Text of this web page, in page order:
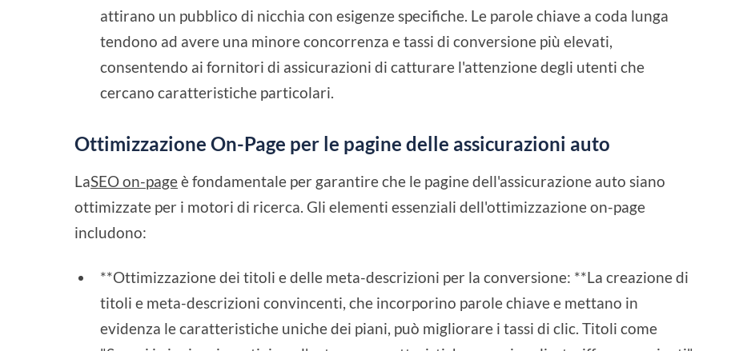
attirano un pubblico di nicchia con esigenze specifiche. Le parole chiave a coda lunga
tendono ad avere una minore concorrenza e tassi di conversione più elevati,
consentendo ai fornitori di assicurazioni di catturare l'attenzione degli utenti che
cercano caratteristiche particolari.
Ottimizzazione On-Page per le pagine delle assicurazioni auto
LaSEO on-pageè fondamentale per garantire che le pagine dell'assicurazione auto siano
ottimizzate per i motori di ricerca. Gli elementi essenziali dell'ottimizzazione on-page
includono:
**Ottimizzazione dei titoli e delle meta-descrizioni per la conversione: **La creazione di
titoli e meta-descrizioni convincenti, che incorporino parole chiave e mettano in
evidenza le caratteristiche uniche dei piani, può migliorare i tassi di clic. Titoli come